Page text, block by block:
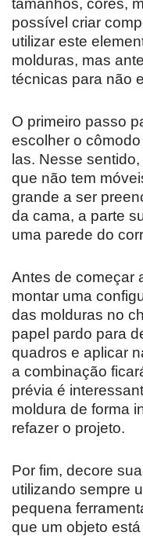
tamanhos, cores,
possível criar
utilizar este
molduras, mas
técnicas para não
O primeiro passo
escolher o
las. Nesse
que não tem
grande a ser
da cama, a parte
uma parede do
Antes de começar
montar uma
das molduras no
papel pardo para
quadros e aplicar
a combinação
prévia é
moldura de forma
refazer o projeto.
Por fim, decore
utilizando sempre
pequena
que um objeto